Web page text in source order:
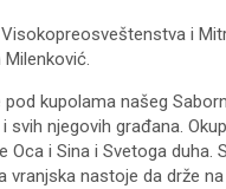
i
kupolama našeg
njegovih građana.
i Sina i Svetoga duha.
vranjska nastoje da drže